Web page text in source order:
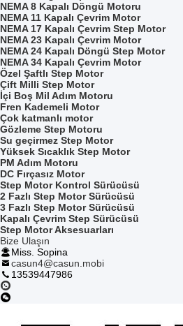
NEMA 8 Kapalı Döngü Motoru
NEMA 11 Kapalı Çevrim Motor
NEMA 17 Kapalı Çevrim Step Motor
NEMA 23 Kapalı Çevrim Motor
NEMA 24 Kapalı Döngü Step Motor
NEMA 34 Kapalı Çevrim Motor
Özel Şaftlı Step Motor
Çift Milli Step Motor
İçi Boş Mil Adım Motoru
Fren Kademeli Motor
Çok katmanlı motor
Gözleme Step Motoru
Su geçirmez Step Motor
Yüksek Sıcaklık Step Motor
PM Adım Motoru
DC Fırçasız Motor
Step Motor Kontrol Sürücüsü
2 Fazlı Step Motor Sürücüsü
3 Fazlı Step Motor Sürücüsü
Kapalı Çevrim Step Sürücüsü
Step Motor Aksesuarları
Bize Ulaşın
Miss. Sopina
casun4@casun.mobi
13539447986